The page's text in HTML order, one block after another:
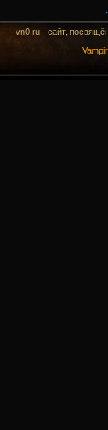
vn0.ru - сайт,